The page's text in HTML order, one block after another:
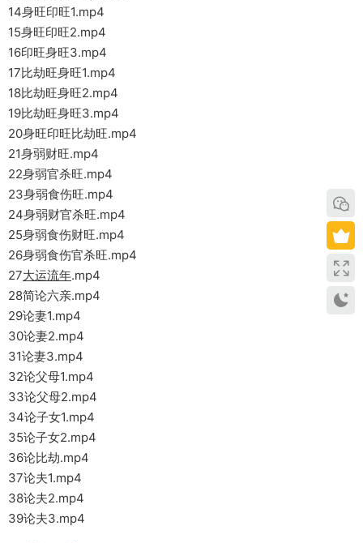
14身旺印旺1.mp4
15身旺印旺2.mp4
16印旺身旺3.mp4
17比劫旺身旺1.mp4
18比劫旺身旺2.mp4
19比劫旺身旺3.mp4
20身旺印旺比劫旺.mp4
21身弱财旺.mp4
22身弱官杀旺.mp4
23身弱食伤旺.mp4
24身弱财官杀旺.mp4
25身弱食伤财旺.mp4
26身弱食伤官杀旺.mp4
27大运流年.mp4
28简论六亲.mp4
29论妻1.mp4
30论妻2.mp4
31论妻3.mp4
32论父母1.mp4
33论父母2.mp4
34论子女1.mp4
35论子女2.mp4
36论比劫.mp4
37论夫1.mp4
38论夫2.mp4
39论夫3.mp4